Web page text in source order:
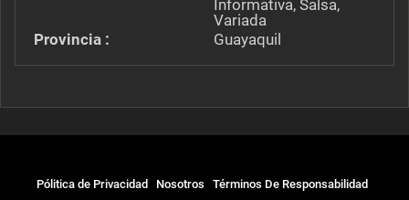
Informativa, Salsa,
Variada
Provincia :
Guayaquil
Pólitica de Privacidad Nosotros Términos De Responsabilidad